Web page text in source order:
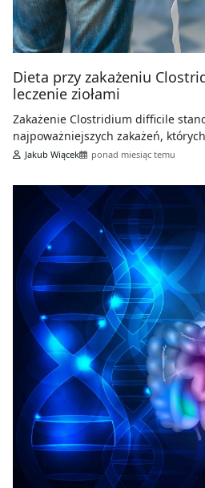
Dieta przy zakażeniu
leczenie ziołami
Zakażenie Clostridium difficile
najpoważniejszych zakażeń,
Jakub Wiącek ponad miesiąc temu